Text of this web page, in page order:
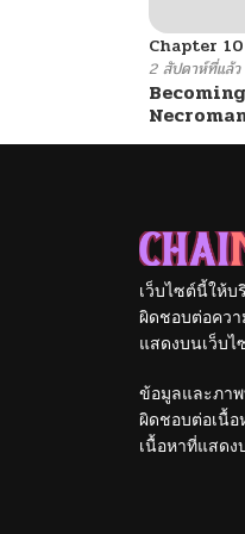
ตอนที่ 135
ตอนที่ 134
ตอนที่ 132
ตอนที่ 131
ตอนที่ 130
Chapter 10
2 สัปดาห์ที่แล้ว
Becoming
Through
เว็บไซต์นี้ให้บ
ผิดชอบต่อคว
แสดงบนเว็บไ
ข้อมูลและภาพ
ผิดชอบต่อเนื้
เนื้อหาที่แสดง